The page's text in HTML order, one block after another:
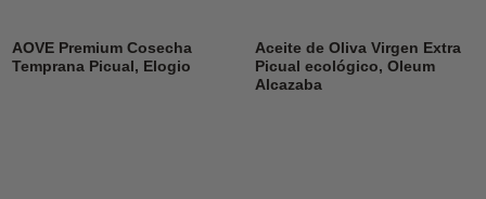
AOVE Premium Cosecha
Temprana Picual, Elogio
Aceite de Oliva Virgen Extra
Picual ecológico, Oleum
Alcazaba